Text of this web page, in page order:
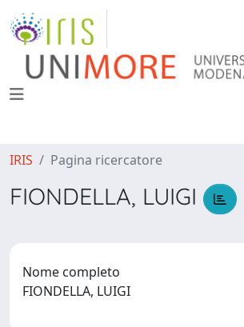
IRIS Pagina ricercatore
FIONDELLA, LUIGI
Nome completo
FIONDELLA, LUIGI